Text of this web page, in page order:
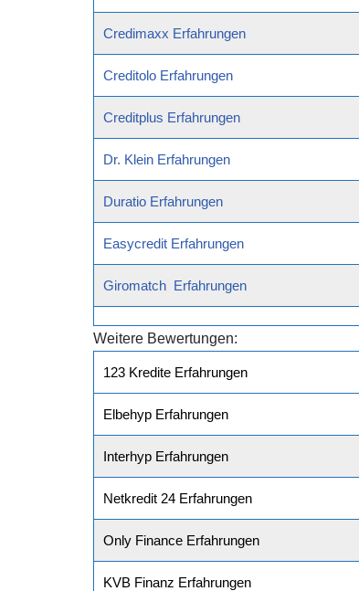
Credimaxx Erfahrungen
Creditolo Erfahrungen
Creditplus Erfahrungen
Dr. Klein Erfahrungen
Duratio Erfahrungen
Easycredit Erfahrungen
Giromatch Erfahrungen
Weitere Bewertungen:
123 Kredite Erfahrungen
Elbehyp Erfahrungen
Interhyp Erfahrungen
Netkredit 24 Erfahrungen
Only Finance Erfahrungen
KVB Finanz Erfahrungen